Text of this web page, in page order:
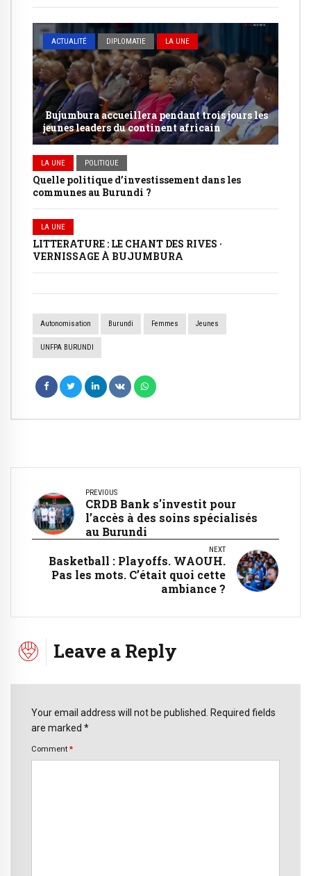
ACTUALITÉ DIPLOMATIE LA UNE
Bujumbura accueillera pendant trois jours les
jeunes leaders du continent africain
LA UNE POLITIQUE
Quelle politique d’investissement dans les
communes au Burundi ?
LA UNE
LITTERATURE : LE CHANT DES RIVES ·
VERNISSAGE À BUJUMBURA
Autonomisation Burundi Femmes Jeunes
UNFPA BURUNDI
PREVIOUS
CRDB Bank s'investit pour
l’accès à des soins spécialisés
au Burundi
NEXT
Basketball : Playoffs. WAOUH.
Pas les mots. C’était quoi cette
ambiance ?
Leave a Reply
Your email address will not be published. Required fields
are marked *
Comment *